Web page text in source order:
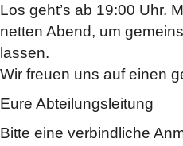
Los geht’s ab 19:00 Uhr.
netten Abend, um
lassen.
Wir freuen uns auf einen
Eure Abteilungsleitung
Bitte eine verbindliche